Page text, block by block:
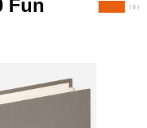
Fun
( 6 )